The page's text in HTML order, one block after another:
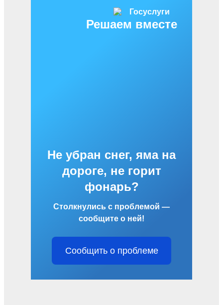
Решаем вместе
Не убран снег, яма на
дороге, не горит
фонарь?
Столкнулись с проблемой —
сообщите о ней!
Сообщить о проблеме